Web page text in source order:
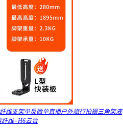
维支架单反微单直播户外旅行拍摄三角架液
纤维+H6云台